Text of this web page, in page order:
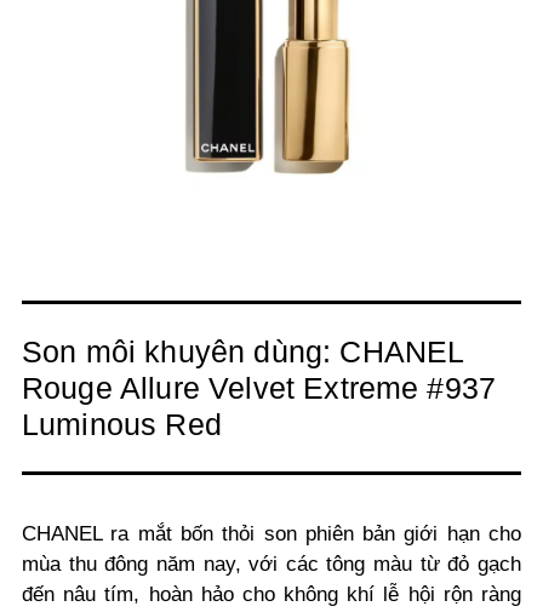
Son môi khuyên dùng: CHANEL
Rouge Allure Velvet Extreme #937
Luminous Red
CHANEL ra mắt bốn thỏi son phiên bản giới hạn cho
mùa thu đông năm nay, với các tông màu từ đỏ gạch
đến nâu tím, hoàn hảo cho không khí lễ hội rộn ràng